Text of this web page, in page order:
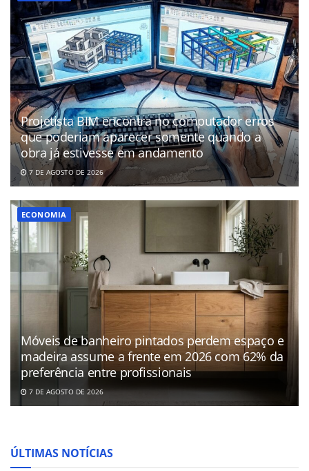
Projetista BIM encontra no computador erros
que poderiam aparecer somente quando a
obra já estivesse em andamento
7 DE AGOSTO DE 2026
ECONOMIA
Móveis de banheiro pintados perdem espaço e
madeira assume a frente em 2026 com 62% da
preferência entre profissionais
7 DE AGOSTO DE 2026
ÚLTIMAS NOTÍCIAS